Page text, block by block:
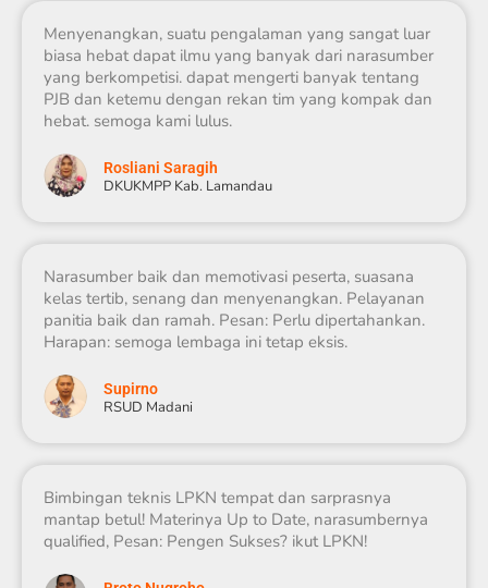
Menyenangkan, suatu pengalaman yang sangat luar
biasa hebat dapat ilmu yang banyak dari narasumber
yang berkompetisi. dapat mengerti banyak tentang
PJB dan ketemu dengan rekan tim yang kompak dan
hebat. semoga kami lulus.
Rosliani Saragih
DKUKMPP Kab. Lamandau
Narasumber baik dan memotivasi peserta, suasana
kelas tertib, senang dan menyenangkan. Pelayanan
panitia baik dan ramah. Pesan: Perlu dipertahankan.
Harapan: semoga lembaga ini tetap eksis.
Supirno
RSUD Madani
Bimbingan teknis LPKN tempat dan sarprasnya
mantap betul! Materinya Up to Date, narasumbernya
qualified, Pesan: Pengen Sukses? ikut LPKN!